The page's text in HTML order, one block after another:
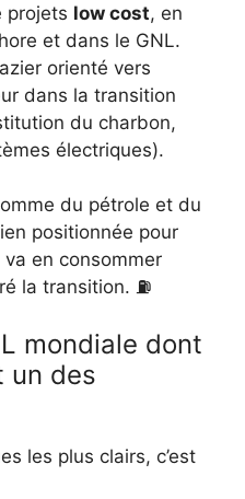
projets low cost, en
et dans le GNL.
orienté vers
dans la transition
du charbon,
électriques).
du pétrole et du
positionnée pour
en consommer
la transition. ⛽
mondiale dont
un des
les plus clairs, c’est